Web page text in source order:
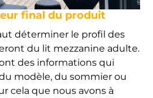
final du produit
déterminer le profil des
du lit mezzanine adulte.
des informations qui
modèle, du sommier ou
cela que nous avons à